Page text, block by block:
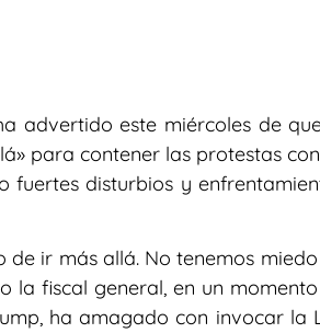
advertido este miércoles de
para contener las protestas
fuertes disturbios y
de ir más allá. No tenemos
la fiscal general, en un
ha amagado con invocar la